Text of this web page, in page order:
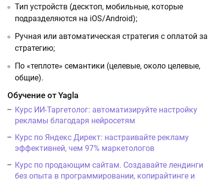
Тип устройств (десктоп, мобильные, которые
подразделяются на iOS/Android);
Ручная или автоматическая стратегия с оплатой за
стратегию;
По «теплоте» семантики (целевые, около целевые,
общие).
Обучение от Yagla
Курс ИИ-Таргетолог: автоматизируйте настройку
рекламы благодаря нейросетям
Курс по Яндекс Директ: настраивайте рекламу
эффективней, чем 97% маркетологов
Курс по продающим сайтам. Создавайте лендинги
без опыта в программировании, копирайтинге и